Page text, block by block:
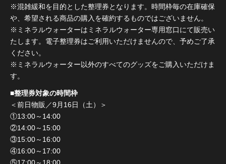
※混雑緩和を目的とした整理券となります。時間枠毎の在庫確保
や、希望される商品の購入を確約するものではございません。
※ミネラルウォーターはミネラルウォーター専用窓口にて販売い
たします。電子整理券はご利用いただけませんので、予めご了承
ください。
※ミネラルウォーター以外のすべてのグッズをご購入いただけま
す。
■整理券対象の時間枠
＜前日物販／9月16日（土）＞
①13:00～14:00
②14:00～15:00
③15:00～16:00
④16:00～17:00
⑤17:00～18:00